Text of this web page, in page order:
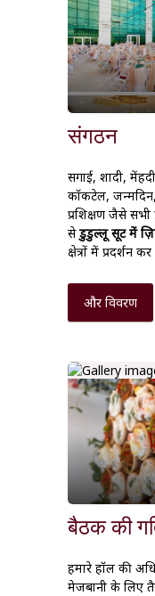
संगठन
सगाई, शादी,
कॉकटेल,
प्रशिक्षण जैसे
सेडुडुल्लू सूट में
क्षेत्रों में प्रदर्शन
और विवरण
बैठक की
हमारे हॉल की
मेजबानी के लिए